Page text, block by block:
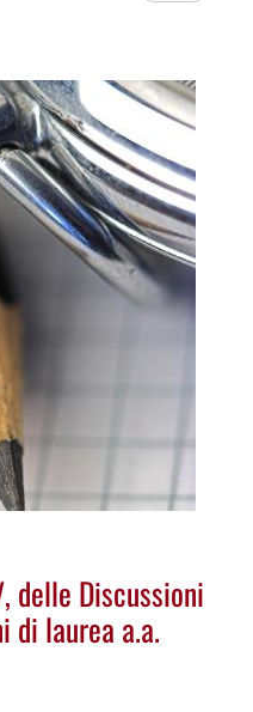
delle Discussioni
di laurea a.a.